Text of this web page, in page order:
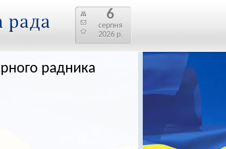
6
серпня
2026 р.
радника